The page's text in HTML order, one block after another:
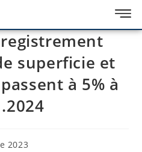
superficie et
à 5% à
2023